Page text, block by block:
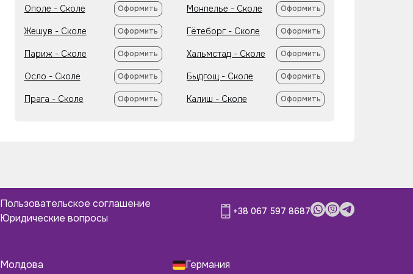
Ополе - Сколе Оформить
Жешув - Сколе Оформить
Париж - Сколе Оформить
Осло - Сколе Оформить
Прага - Сколе Оформить
Монпелье - Сколе Оформить
Гётеборг - Сколе Оформить
Хальмстад - Сколе Оформить
Быдгощ - Сколе Оформить
Калиш - Сколе Оформить
Пользовательское соглашение
Юридические вопросы
+38 067 597 8687
Молдова
Германия